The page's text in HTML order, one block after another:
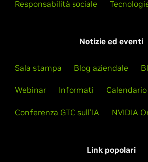
Responsabilità sociale
Notizie ed eventi
Sala stampa Blog aziendale
Webinar Informati
Conferenza GTC sull'IA NVIDIA
Link popolari